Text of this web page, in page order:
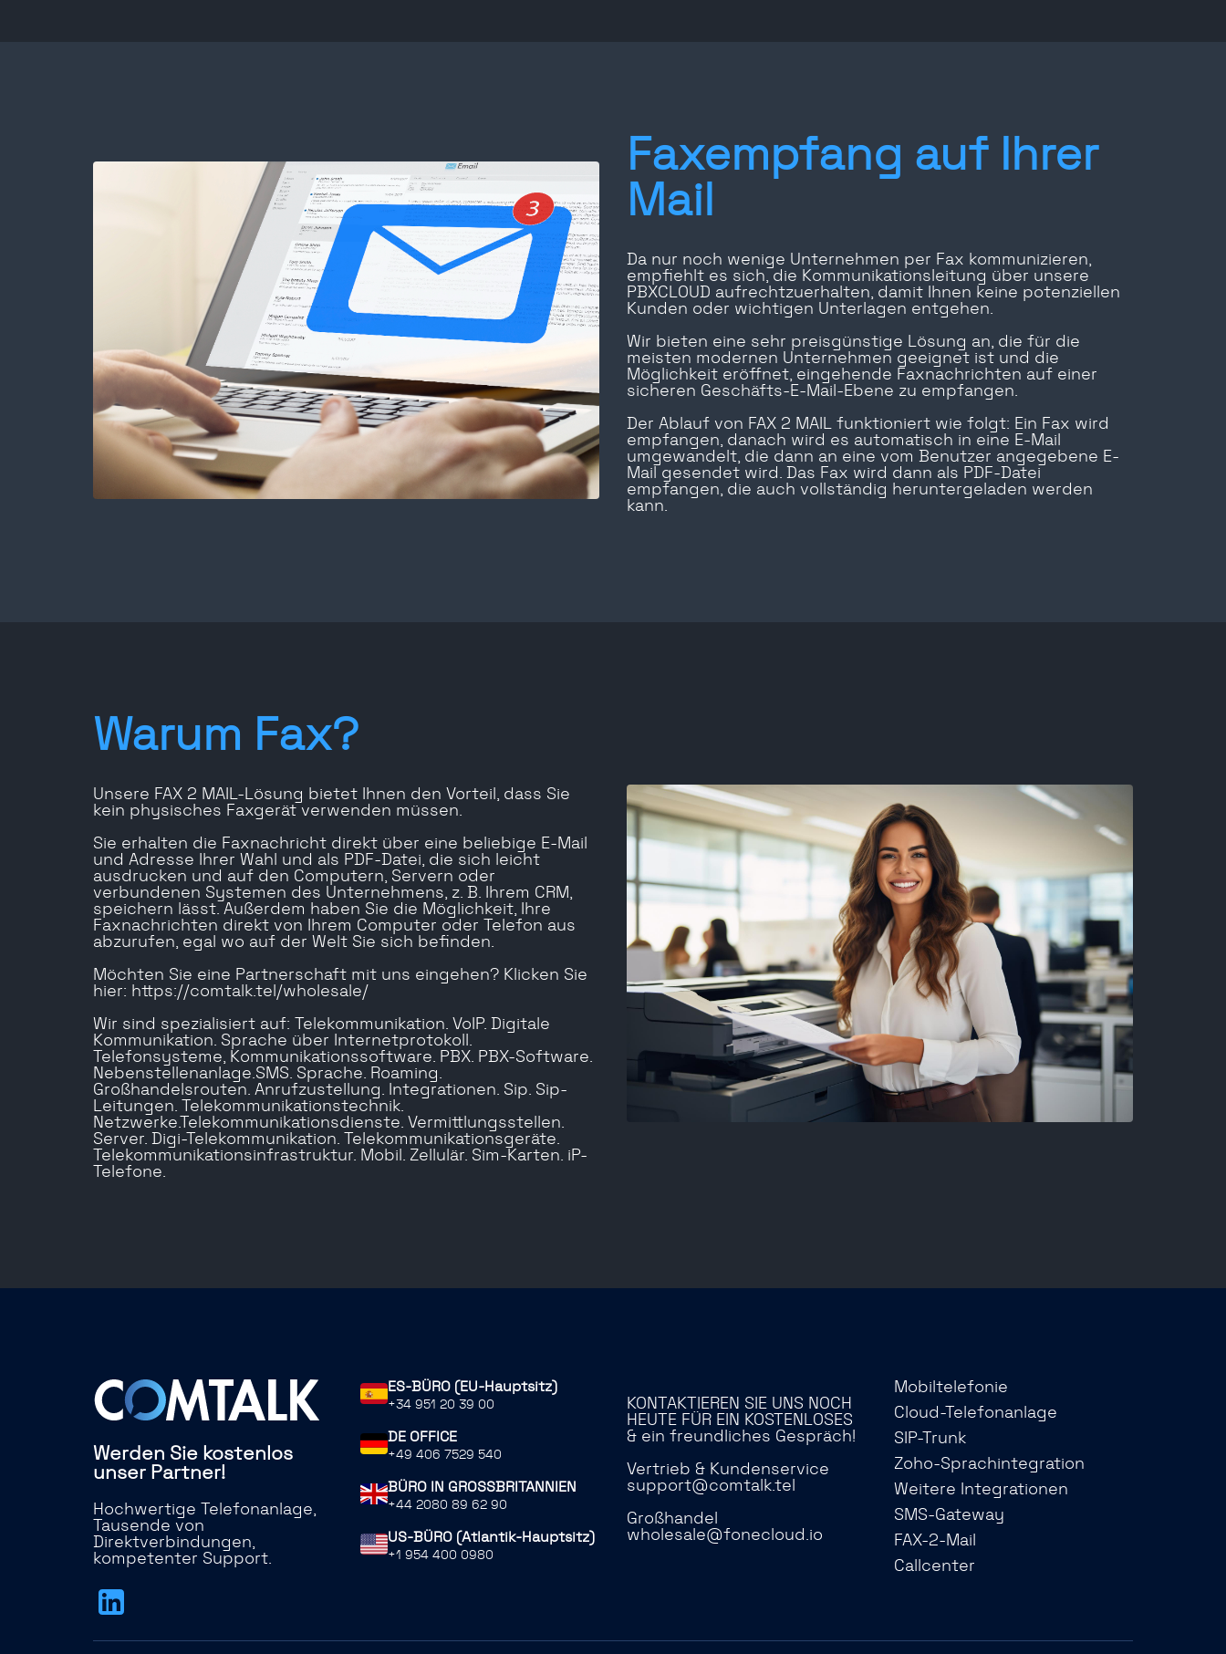
Faxempfang auf Ihrer
Mail
Da nur noch wenige Unternehmen per Fax kommunizieren,
empfiehlt es sich, die Kommunikationsleitung über unsere
PBXCLOUD aufrechtzuerhalten, damit Ihnen keine potenziellen
Kunden oder wichtigen Unterlagen entgehen.
Wir bieten eine sehr preisgünstige Lösung an, die für die
meisten modernen Unternehmen geeignet ist und die
Möglichkeit eröffnet, eingehende Faxnachrichten auf einer
sicheren Geschäfts-E-Mail-Ebene zu empfangen.
Der Ablauf von FAX 2 MAIL funktioniert wie folgt: Ein Fax wird
empfangen, danach wird es automatisch in eine E-Mail
umgewandelt, die dann an eine vom Benutzer angegebene E-
Mail gesendet wird. Das Fax wird dann als PDF-Datei
empfangen, die auch vollständig heruntergeladen werden
kann.
Warum Fax?
Unsere FAX 2 MAIL-Lösung bietet Ihnen den Vorteil, dass Sie
kein physisches Faxgerät verwenden müssen.
Sie erhalten die Faxnachricht direkt über eine beliebige E-Mail
und Adresse Ihrer Wahl und als PDF-Datei, die sich leicht
ausdrucken und auf den Computern, Servern oder
verbundenen Systemen des Unternehmens, z. B. Ihrem CRM,
speichern lässt. Außerdem haben Sie die Möglichkeit, Ihre
Faxnachrichten direkt von Ihrem Computer oder Telefon aus
abzurufen, egal wo auf der Welt Sie sich befinden.
Möchten Sie eine Partnerschaft mit uns eingehen? Klicken Sie
hier: https://comtalk.tel/wholesale/
Wir sind spezialisiert auf: Telekommunikation. VoIP. Digitale
Kommunikation. Sprache über Internetprotokoll.
Telefonsysteme, Kommunikationssoftware. PBX. PBX-Software.
Nebenstellenanlage.SMS. Sprache. Roaming.
Großhandelsrouten. Anrufzustellung. Integrationen. Sip. Sip-
Leitungen. Telekommunikationstechnik.
Netzwerke.Telekommunikationsdienste. Vermittlungsstellen.
Server. Digi-Telekommunikation. Telekommunikationsgeräte.
Telekommunikationsinfrastruktur. Mobil. Zellulär. Sim-Karten. iP-
Telefone.
Werden Sie kostenlos
unser Partner!
Hochwertige Telefonanlage,
Tausende von
Direktverbindungen,
kompetenter Support.
ES-BÜRO (EU-Hauptsitz)
+34 951 20 39 00
DE OFFICE
+49 406 7529 540
BÜRO IN GROSSBRITANNIEN
+44 2080 89 62 90
US-BÜRO (Atlantik-Hauptsitz)
+1 954 400 0980
KONTAKTIEREN SIE UNS NOCH
HEUTE FÜR EIN KOSTENLOSES
& ein freundliches Gespräch!
Vertrieb & Kundenservice
support@comtalk.tel
Großhandel
wholesale@fonecloud.io
Mobiltelefonie
Cloud-Telefonanlage
SIP-Trunk
Zoho-Sprachintegration
Weitere Integrationen
SMS-Gateway
FAX-2-Mail
Callcenter